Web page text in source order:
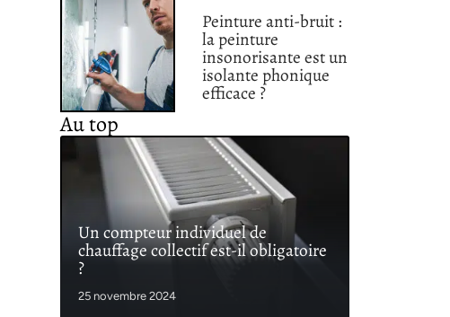
Peinture anti-bruit :
la peinture
insonorisante est un
isolante phonique
efficace ?
Au top
Un compteur individuel de
chauffage collectif est-il obligatoire
?
25 novembre 2024